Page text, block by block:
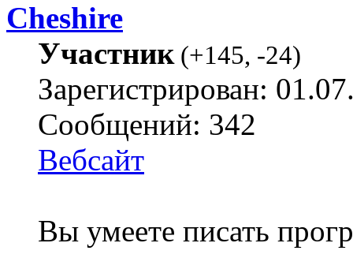
Cheshire
Участник(+145, -24)
Зарегистрирован:
Сообщений: 342
Вебсайт
Вы умеете писать